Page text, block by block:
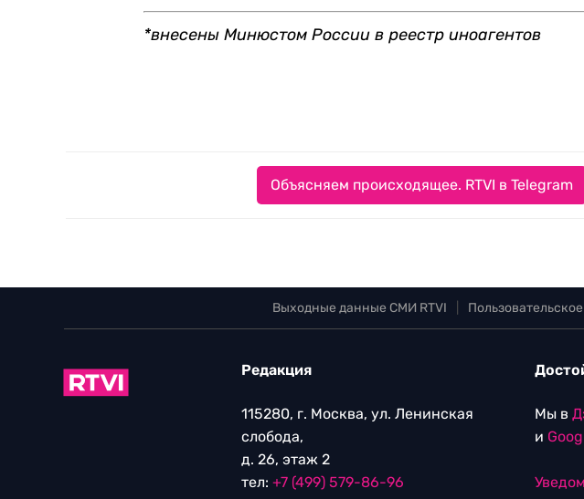
*внесены Минюстом России в реестр иноагентов
Объясняем происходящее. RTVI в Telegram
Выходные данные СМИ RTVI
Редакция
115280, г. Москва, ул. Ленинская
слобода,
д. 26, этаж 2
тел: +7 (499) 579-86-96
Мы в
и